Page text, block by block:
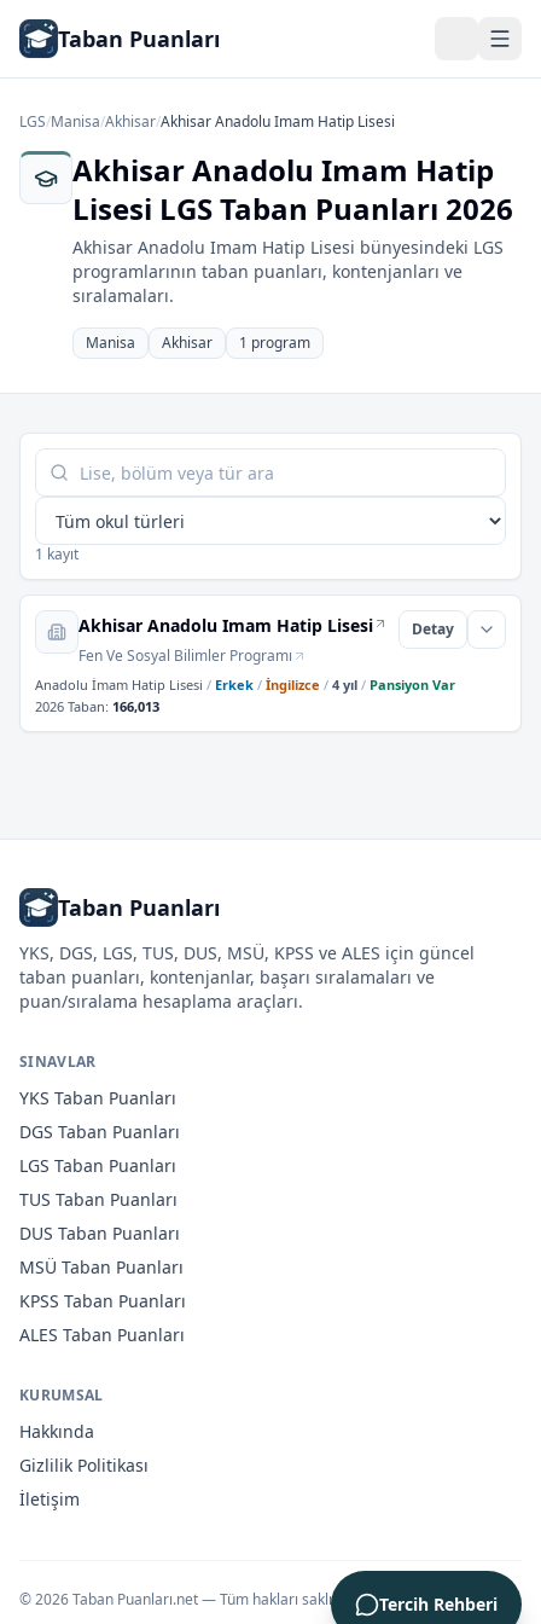
Taban Puanları
LGS/Manisa/Akhisar/Akhisar Anadolu Imam Hatip Lisesi
Akhisar Anadolu Imam Hatip
Lisesi LGS Taban Puanları 2026
Akhisar Anadolu Imam Hatip Lisesi bünyesindeki LGS
programlarının taban puanları, kontenjanları ve
sıralamaları.
Manisa Akhisar 1 program
Tabloda ara
1 kayıt
Akhisar Anadolu Imam Hatip Lisesi
Fen Ve Sosyal Bilimler Programı
Detay
Anadolu İmam Hatip Lisesi / Erkek / İngilizce / 4 yıl / Pansiyon Var
2026 Taban: 166,013
Taban Puanları
YKS, DGS, LGS, TUS, DUS, MSÜ, KPSS ve ALES için güncel
taban puanları, kontenjanlar, başarı sıralamaları ve
puan/sıralama hesaplama araçları.
SINAVLAR
YKS Taban Puanları
DGS Taban Puanları
LGS Taban Puanları
TUS Taban Puanları
DUS Taban Puanları
MSÜ Taban Puanları
KPSS Taban Puanları
ALES Taban Puanları
KURUMSAL
Hakkında
Gizlilik Politikası
İletişim
©2026Taban Puanları.net — Tüm hakları saklıdır. Tercih Rehberi